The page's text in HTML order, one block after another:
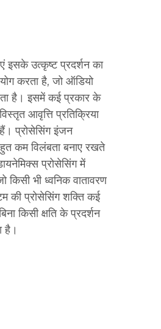
इसके उत्कृष्ट प्रदर्शन का
करता है, जो ऑडियो
है। इसमें कई प्रकार के
आवृत्ति प्रतिक्रिया
प्रोसेसिंग इंजन
कम विलंबता बनाए रखते
प्रोसेसिंग में
भी ध्वनिक वातावरण
की प्रोसेसिंग शक्ति कई
किसी क्षति के प्रदर्शन
है।